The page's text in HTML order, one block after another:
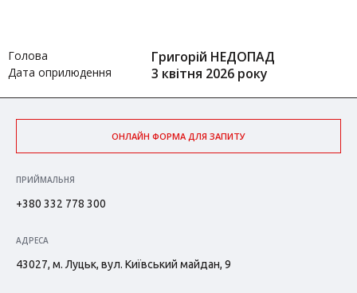
Голова Григорій НЕДОПАД
Дата оприлюдення 3 квітня 2026 року
ОНЛАЙН ФОРМА ДЛЯ ЗАПИТУ
ПРИЙМАЛЬНЯ
+380 332 778 300
АДРЕСА
43027, м. Луцьк, вул. Київський майдан, 9